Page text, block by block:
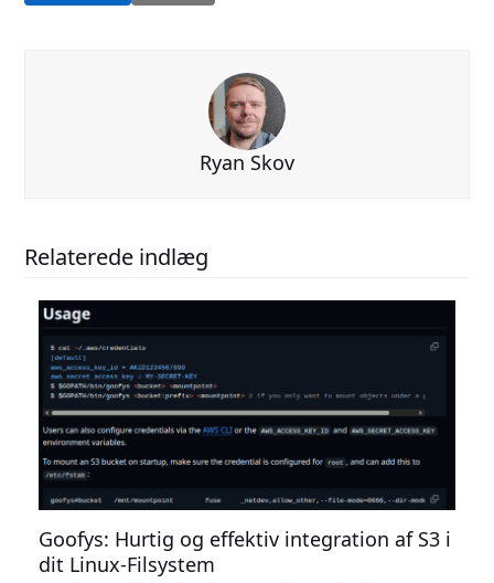
Ryan Skov
Relaterede indlæg
Goofys: Hurtig og effektiv integration af S3 i
dit Linux-Filsystem